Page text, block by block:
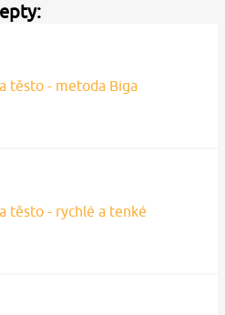
těsto - metoda Biga
těsto - rychlé a tenké